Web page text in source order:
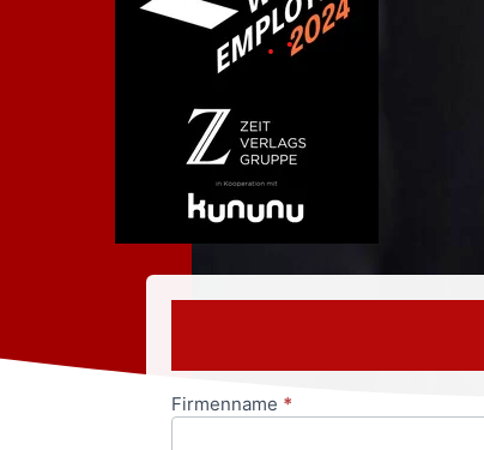
Anfrageformular
Firmenname *